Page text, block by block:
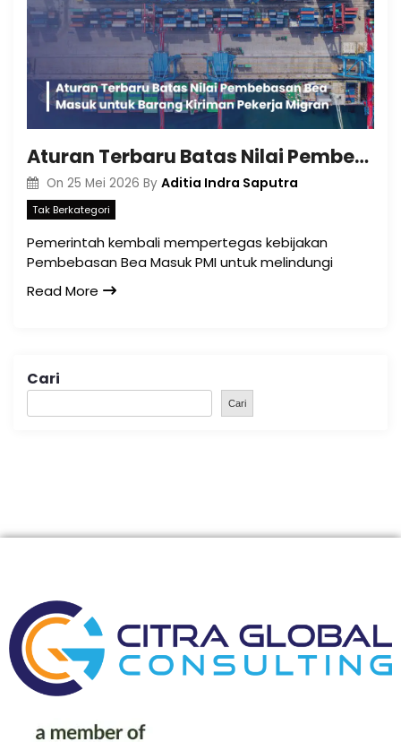
Aturan Terbaru Batas Nilai Pembebasan Bea Masuk untuk Barang Kiriman Pekerja Migran
On 25 Mei 2026 By Aditia Indra Saputra
Tak Berkategori
Pemerintah kembali mempertegas kebijakan
Pembebasan Bea Masuk PMI untuk melindungi
Read More
Cari
Cari